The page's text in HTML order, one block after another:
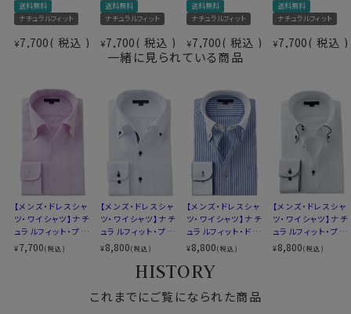
ス仕様になっておりますので、カフスボタンもご利用いた
だけます。
スポット商品につき再入荷はございませんのでご了承く
60619
素材
綿100％（80番手双糸）
素材名
ブロード（タイプライター）
イタリアンカラー（ワンピースカラー）
ボタンダウン
第一ボタンあり
キーパー
前立て
裏前立て
バックダーツ入り
ポケット
ポケットあり
柄
ストライプ
カフス
ラウンドカット
アジャスタブル
コンバーチブルカフス
衿高
後4.2cm
S-37～LL-43・3L-45･4L-47cm
トールM-88・L-90・LL-90cm
全１２サイズ
送料無料
ナチュラルフィット
¥7,700 税込
送料無料
ナチュラルフィット
¥7,700 税込
送料無料
ナチュラルフィット
¥7,700 税込
送料無料
ナチュラルフィット
¥7,700 税込
一緒に見られている商品
【メンズ・ドレスシャ
ツ・ワイシャツ】ナチ
ュラルフィット・プレ
ミアムコットン100
番手双糸・イタリア
¥7,700(税込)
【メンズ・ドレスシャ
ツ・ワイシャツ】ナチ
ュラルフィット・プレ
ミアムコットン・形態
安定・イタリアンカ
ラー・ボタンダウン・
第一ボタンあり
¥8,800(税込)
【メンズ・ドレスシャ
ツ・ワイシャツ】ナチ
ュラルフィット・ドゥ
エボットーニ・プレミ
アムコットン・形態
安定・ボタンダウン・
クレリック
¥8,800(税込)
【メンズ・ドレスシャ
ツ・ワイシャツ】ナチ
ュラルフィット・プレ
ミアムコットン・形態
安定・ドゥエボット
¥8,800(税込)
HISTORY
これまでにご覧になられた商品